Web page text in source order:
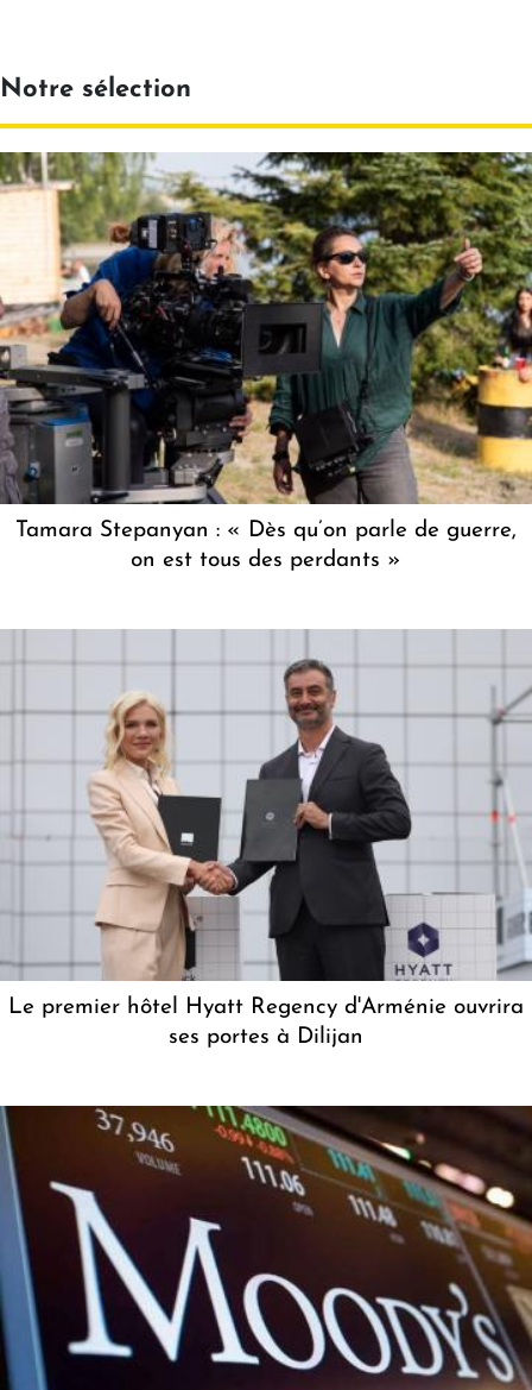
Notre sélection
Tamara Stepanyan : « Dès qu’on parle de guerre,
on est tous des perdants »
Le premier hôtel Hyatt Regency d'Arménie ouvrira
ses portes à Dilijan